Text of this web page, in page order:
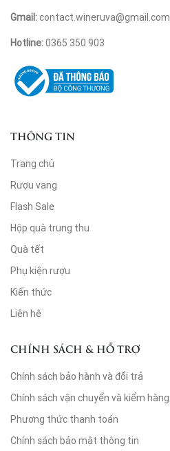
Gmail:contact.wineruva@gmail.com
Hotline:0365 350 903
THÔNG TIN
Trang chủ
Rượu vang
Flash Sale
Hộp quà trung thu
Quà tết
Phụ kiện rượu
Kiến thức
Liên hệ
CHÍNH SÁCH & HỖ TRỢ
Chính sách bảo hành và đổi trả
Chính sách vận chuyển và kiểm hàng
Phương thức thanh toán
Chính sách bảo mật thông tin